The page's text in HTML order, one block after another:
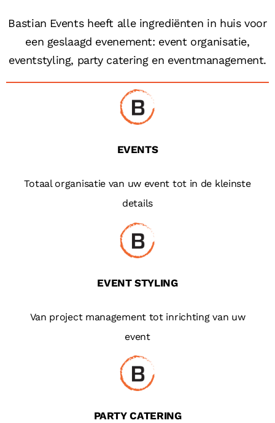
Bastian Events heeft alle ingrediënten in huis voor
een geslaagd evenement: event organisatie,
eventstyling, party catering en eventmanagement.
EVENTS
Totaal organisatie van uw event tot in de kleinste
details
EVENT STYLING
Van project management tot inrichting van uw
event
PARTY CATERING